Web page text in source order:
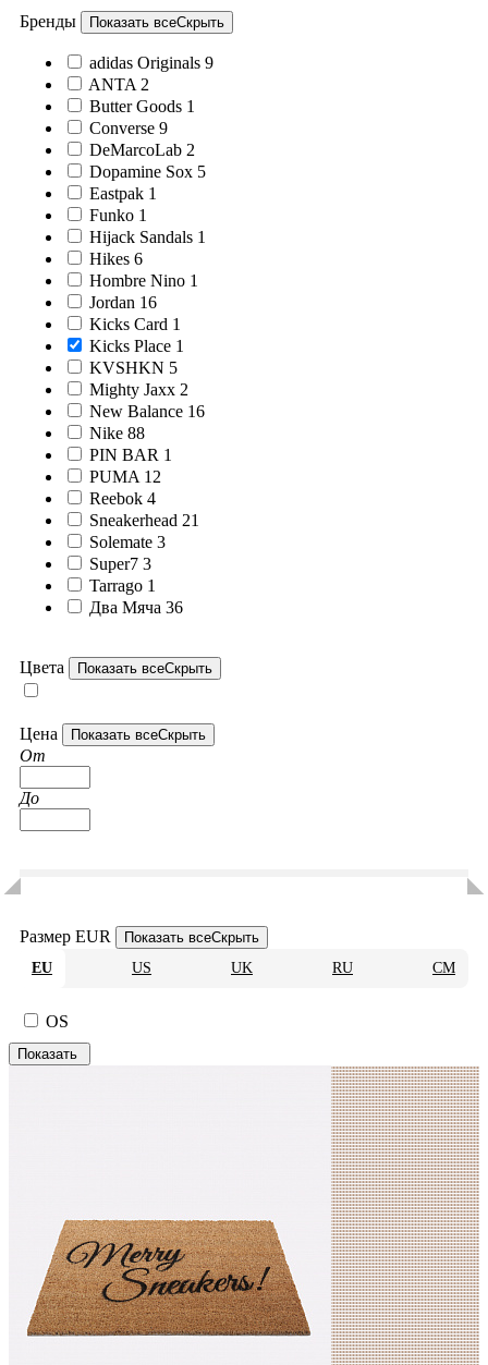
Бренды Показать всеСкрыть
adidas Originals 9
ANTA 2
Butter Goods 1
Converse 9
DeMarcoLab 2
Dopamine Sox 5
Eastpak 1
Funko 1
Hijack Sandals 1
Hikes 6
Hombre Nino 1
Jordan 16
Kicks Card 1
Kicks Place 1
KVSHKN 5
Mighty Jaxx 2
New Balance 16
Nike 88
PIN BAR 1
PUMA 12
Reebok 4
Sneakerhead 21
Solemate 3
Super7 3
Tarrago 1
Два Мяча 36
Цвета Показать всеСкрыть
Цена Показать всеСкрыть
От
До
Размер EUR Показать всеСкрыть
EU
US UK RU CM
OS